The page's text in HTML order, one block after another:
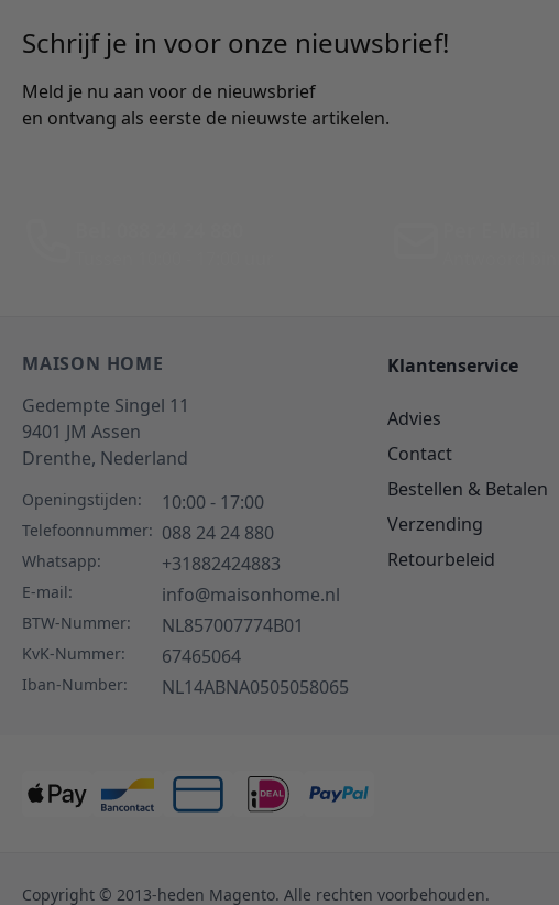
Schrijf je in voor onze nieuwsbrief!
Meld je nu aan voor de nieuwsbrief
en ontvang als eerste de nieuwste artikelen.
MAISON HOME
Gedempte Singel 11
9401 JM Assen
Drenthe, Nederland
Openingstijden: 10:00 - 17:00
Telefoonnummer: 088 24 24 880
Whatsapp: +31882424883
E-mail: info@maisonhome.nl
BTW-Nummer: NL857007774B01
KvK-Nummer: 67465064
Iban-Number: NL14ABNA0505058065
Klantenservice
Advies
Contact
Bestellen & Betalen
Verzending
Retourbeleid
Copyright © 2013-heden Magento. Alle rechten voorbehouden.